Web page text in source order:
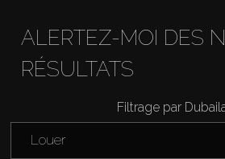
ALERTEZ-MOI DES
RÉSULTATS
Filtrage par
Louer